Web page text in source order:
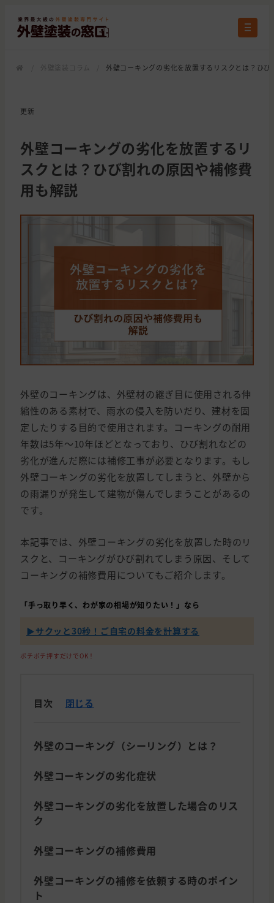
外壁コーキングの劣化を放置するリスクとは？ひ
更新
外壁コーキングの劣化を放置するリ
スクとは？ひび割れの原因や補修費
用も解説
外壁のコーキングは、外壁材の継ぎ目に使用される伸
縮性のある素材で、雨水の侵入を防いだり、建材を固
定したりする目的で使用されます。コーキングの耐用
年数は5年〜10年ほどとなっており、ひび割れなどの
劣化が進んだ際には補修工事が必要となります。もし
外壁コーキングの劣化を放置してしまうと、外壁から
の雨漏りが発生して建物が傷んでしまうことがあるの
です。
本記事では、外壁コーキングの劣化を放置した時のリ
スクと、コーキングがひび割れてしまう原因、そして
コーキングの補修費用についてもご紹介します。
「手っ取り早く、わが家の相場が知りたい！」なら
▶︎サクッと30秒！ご自宅の料金を計算する
ポチポチ押すだけでOK！
目次 閉じる
外壁のコーキング（シーリング）とは？
外壁コーキングの劣化症状
外壁コーキングの劣化を放置した場合のリス
ク
外壁コーキングの補修費用
外壁コーキングの補修を依頼する時のポイン
ト